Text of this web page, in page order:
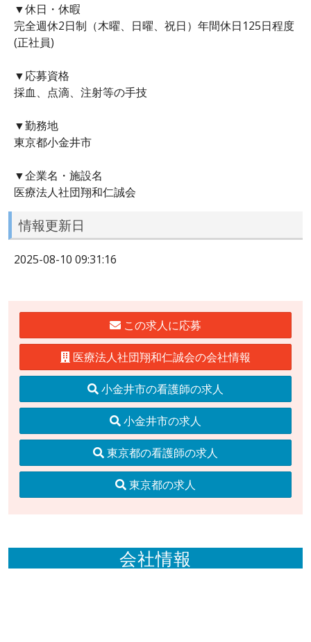
▼休日・休暇
完全週休2日制（木曜、日曜、祝日）年間休日125日程度
(正社員)
▼応募資格
採血、点滴、注射等の手技
▼勤務地
東京都小金井市
▼企業名・施設名
医療法人社団翔和仁誠会
情報更新日
2025-08-10 09:31:16
この求人に応募
医療法人社団翔和仁誠会の会社情報
小金井市の看護師の求人
小金井市の求人
東京都の看護師の求人
東京都の求人
会社情報